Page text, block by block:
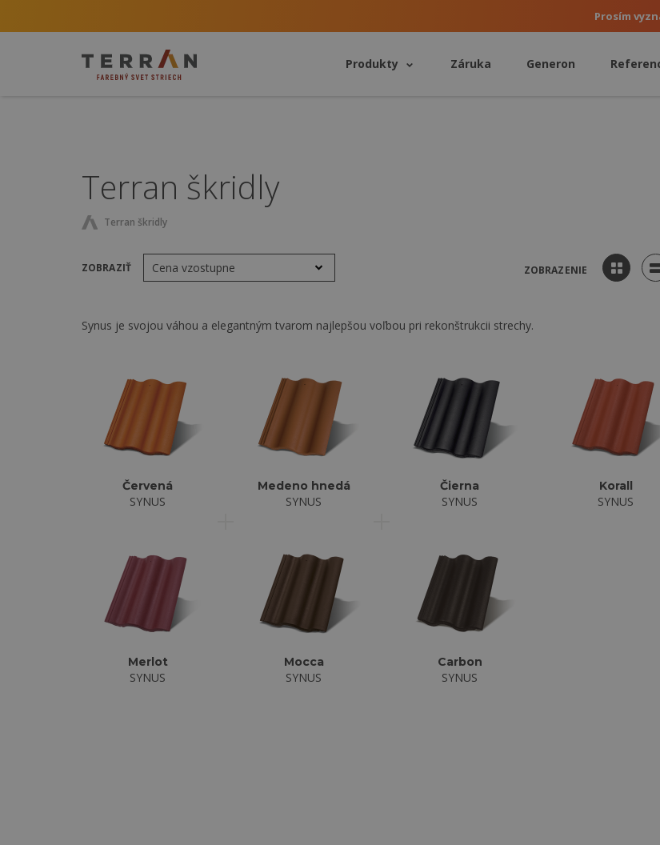
Prosím
Produkty Záruka Generon
Terran škridly
Terran škridly
ZOBRAZIŤ ZOBRAZENIE
Synus je svojou váhou a elegantným tvarom najlepšou voľbou pri rekonštrukcii strechy.
Červená
SYNUS
Medeno hnedá
SYNUS
Čierna
SYNUS
Korall
SYNUS
Merlot
SYNUS
Mocca
SYNUS
Carbon
SYNUS